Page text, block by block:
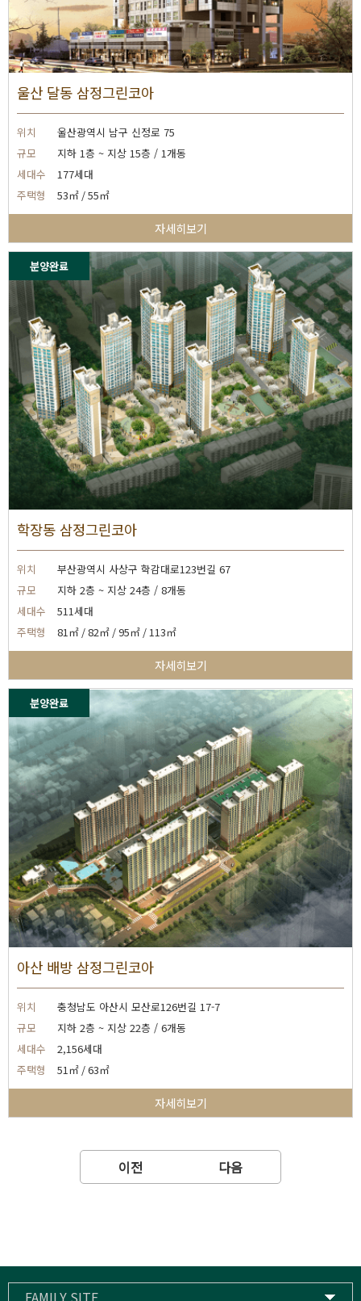
울산 달동 삼정그린코아
위치
울산광역시 남구 신정로 75
규모
지하 1층 ~ 지상 15층 / 1개동
세대수
177세대
주택형
53㎡ / 55㎡
자세히보기
분양완료
학장동 삼정그린코아
위치
부산광역시 사상구 학감대로123번길 67
규모
지하 2층 ~ 지상 24층 / 8개동
세대수
511세대
주택형
81㎡ / 82㎡ / 95㎡ / 113㎡
자세히보기
분양완료
아산 배방 삼정그린코아
위치
충청남도 아산시 모산로126번길 17-7
규모
지하 2층 ~ 지상 22층 / 6개동
세대수
2,156세대
주택형
51㎡ / 63㎡
자세히보기
이전 다음
FAMILY SITE